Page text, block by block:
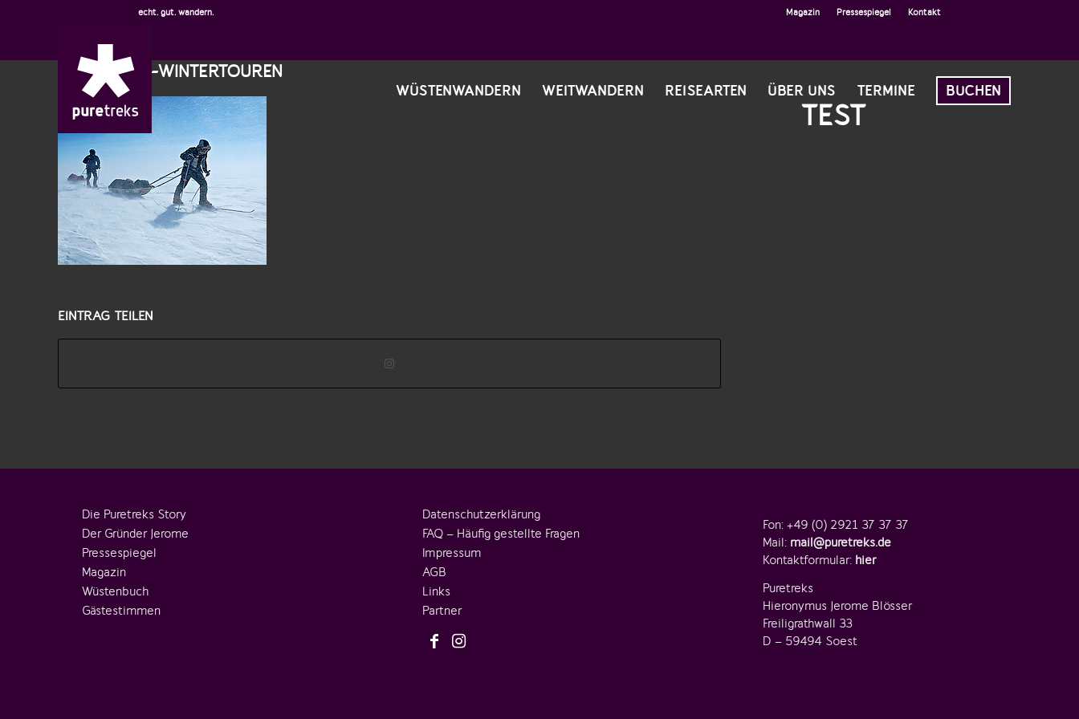
Magazin Pressespiegel Kontakt
echt. gut. wandern.
WÜSTENWANDERN WEITWANDERN REISEARTEN ÜBER UNS TERMINE BUCHEN
SICHERHEIT-WINTERTOUREN
EINTRAG TEILEN
TEST
Die Puretreks Story
Der Gründer Jerome
Pressespiegel
Magazin
Wüstenbuch
Gästestimmen
Datenschutzerklärung
FAQ – Häufig gestellte Fragen
Impressum
AGB
Links
Partner
Fon: +49 (0) 2921 37 37 37
Mail: mail@puretreks.de
Kontaktformular: hier
Puretreks
Hieronymus Jerome Blösser
Freiligrathwall 33
D – 59494 Soest